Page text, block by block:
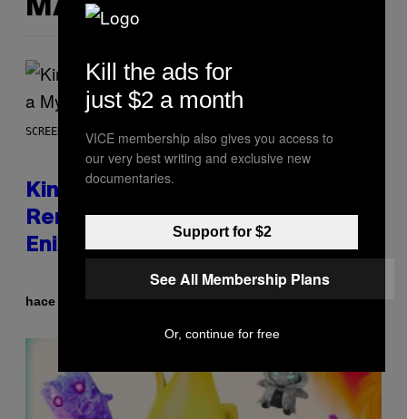
MÁS DE LO MISMO
SCREENSHOT: SQUARE ENIX
Kingdom Hearts 4 Release Date
Remains a Mystery After Square
Enix Financial Report
hace 37 minutosPorBrent Koepp
Kill the ads for
just $2 a month
VICE membership also gives you access to
our very best writing and exclusive new
documentaries.
Support for $2
See All Membership Plans
Or, continue for free